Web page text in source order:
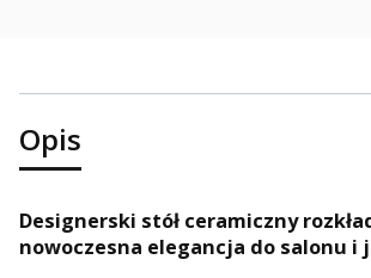
Opis
Designerski stół ceramiczny
nowoczesna elegancja do salonu i